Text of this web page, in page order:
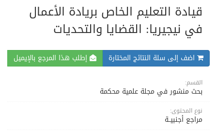
قيادة التعليم الخاص بريادة الأعمال
في نيجيريا: القضايا والتحديات
اضف إلى سلة النتائج المختارة إطلب هذا المرجع بالإيميل
القسم:
بحث منشور في مجلة علمية محكمة
نوع المحتوى:
مراجع أجنبيــة